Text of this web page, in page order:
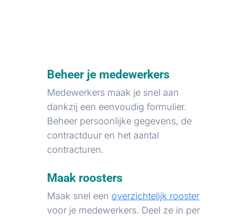
Beheer je medewerkers
Medewerkers maak je snel aan
dankzij een eenvoudig formulier.
Beheer persoonlijke gegevens, de
contractduur en het aantal
contracturen.
Maak roosters
Maak snel een overzichtelijk rooster
voor je medewerkers. Deel ze in per